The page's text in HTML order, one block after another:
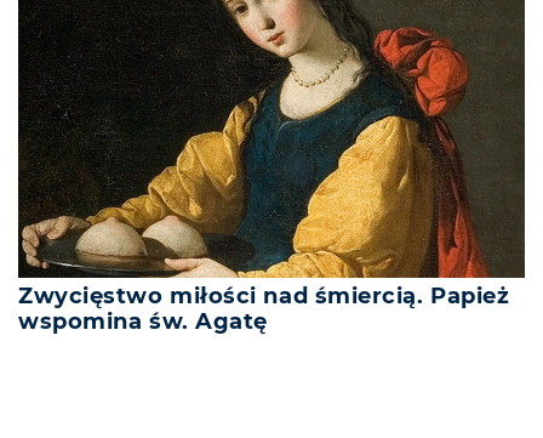
Zwycięstwo miłości nad śmiercią. Papież
wspomina św. Agatę